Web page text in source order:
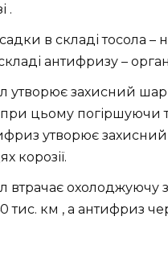
.
в складі тосола –
антифризу –
утворює захисний шар
цьому погіршуючи
утворює захисний
корозії.
втрачає охолоджуючу
тис. км , а антифриз